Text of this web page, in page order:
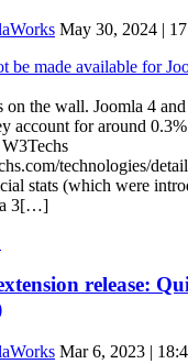
May 30, 2024 |
on the wall. Joomla 4
account for around
technologies/
stats (which were
3[…]
release:
Mar 6, 2023 |